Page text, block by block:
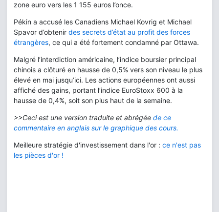
zone euro vers les 1 155 euros l’once.
Pékin a accusé les Canadiens Michael Kovrig et Michael
Spavor d’obtenir des secrets d’état au profit des forces
étrangères, ce qui a été fortement condamné par Ottawa.
Malgré l’interdiction américaine, l’indice boursier principal
chinois a clôturé en hausse de 0,5% vers son niveau le plus
élevé en mai jusqu’ici. Les actions européennes ont aussi
affiché des gains, portant l’indice EuroStoxx 600 à la
hausse de 0,4%, soit son plus haut de la semaine.
>>Ceci est une version traduite et abrégée de ce
commentaire en anglais sur le graphique des cours.
Meilleure stratégie d'investissement dans l'or : ce n'est pas
les pièces d'or !